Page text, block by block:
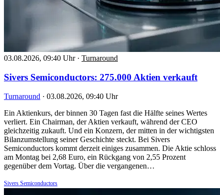
03.08.2026, 09:40 Uhr · Turnaround
Sivers Semiconductors: 275.000 Aktien verkauft
Turnaround · 03.08.2026, 09:40 Uhr
Ein Aktienkurs, der binnen 30 Tagen fast die Hälfte seines Wertes
verliert. Ein Chairman, der Aktien verkauft, während der CEO
gleichzeitig zukauft. Und ein Konzern, der mitten in der wichtigsten
Bilanzumstellung seiner Geschichte steckt. Bei Sivers
Semiconductors kommt derzeit einiges zusammen. Die Aktie schloss
am Montag bei 2,68 Euro, ein Rückgang von 2,55 Prozent
gegenüber dem Vortag. Über die vergangenen…
Sivers Semiconductors